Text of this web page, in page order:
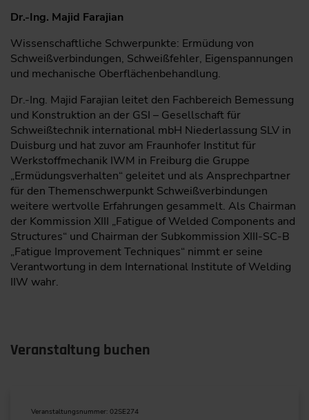
Dr.-Ing. Majid Farajian
Wissenschaftliche Schwerpunkte: Ermüdung von
Schweißverbindungen, Schweißfehler, Eigenspannungen
und mechanische Oberflächenbehandlung.
Dr.-Ing. Majid Farajian leitet den Fachbereich Bemessung
und Konstruktion an der GSI – Gesellschaft für
Schweißtechnik international mbH Niederlassung SLV in
Duisburg und hat zuvor am Fraunhofer Institut für
Werkstoffmechanik IWM in Freiburg die Gruppe
„Ermüdungsverhalten“ geleitet und als Ansprechpartner
für den Themenschwerpunkt Schweißverbindungen
weitere wertvolle Erfahrungen gesammelt. Als Chairman
der Kommission XIII „Fatigue of Welded Components and
Structures“ und Chairman der Subkommission XIII-SC-B
„Fatigue Improvement Techniques“ nimmt er seine
Verantwortung in dem International Institute of Welding
IIW wahr.
Veranstaltung buchen
Veranstaltungsnummer: 02SE274